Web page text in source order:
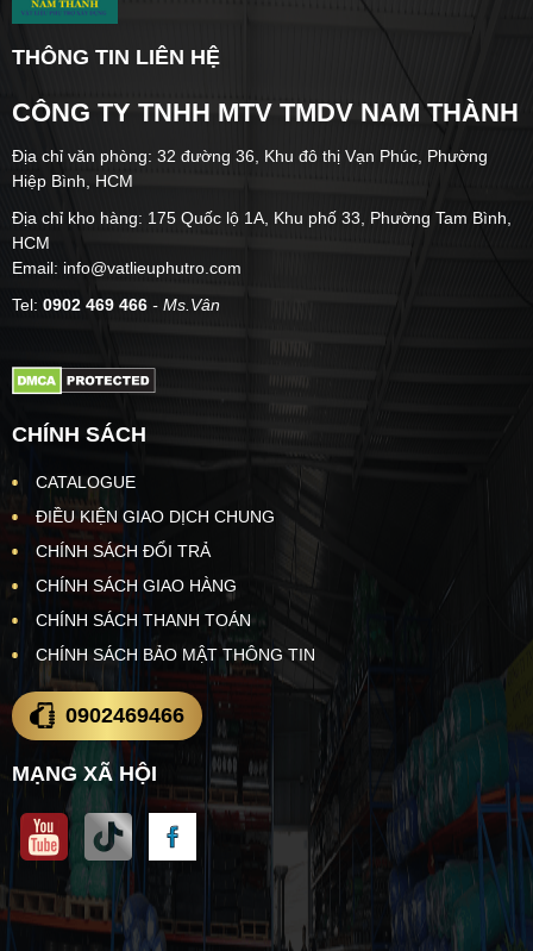
THÔNG TIN LIÊN HỆ
CÔNG TY TNHH MTV TMDV NAM THÀNH
Địa chỉ văn phòng: 32 đường 36, Khu đô thị Vạn Phúc, Phường
Hiệp Bình, HCM
Địa chỉ kho hàng: 175 Quốc lộ 1A, Khu phố 33, Phường Tam Bình,
HCM
Email: info@vatlieuphutro.com
Tel: 0902 469 466 - Ms.Vân
CHÍNH SÁCH
CATALOGUE
ĐIỀU KIỆN GIAO DỊCH CHUNG
CHÍNH SÁCH ĐỔI TRẢ
CHÍNH SÁCH GIAO HÀNG
CHÍNH SÁCH THANH TOÁN
CHÍNH SÁCH BẢO MẬT THÔNG TIN
0902469466
MẠNG XÃ HỘI